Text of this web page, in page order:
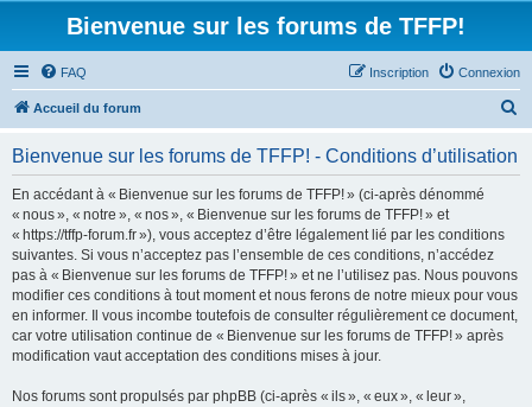
Bienvenue sur les forums de TFFP!
FAQ Connexion
Inscription
Accueil du forum
Bienvenue sur les forums de TFFP! - Conditions d’utilisation
En accédant à « Bienvenue sur les forums de TFFP! » (ci-après dénommé
« nous », « notre », « nos », « Bienvenue sur les forums de TFFP! » et
« https://tffp-forum.fr »), vous acceptez d’être légalement lié par les conditions
suivantes. Si vous n’acceptez pas l’ensemble de ces conditions, n’accédez
pas à « Bienvenue sur les forums de TFFP! » et ne l’utilisez pas. Nous pouvons
modifier ces conditions à tout moment et nous ferons de notre mieux pour vous
en informer. Il vous incombe toutefois de consulter régulièrement ce document,
car votre utilisation continue de « Bienvenue sur les forums de TFFP! » après
modification vaut acceptation des conditions mises à jour.
Nos forums sont propulsés par phpBB (ci-après « ils », « eux », « leur »,